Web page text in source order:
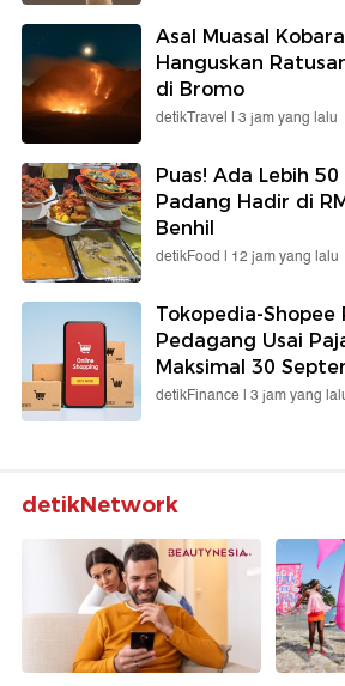
Asal Muasal
Hanguskan
di Bromo
detikTravel | 3 jam yang lalu
Puas! Ada Lebih
Padang Hadir di
Benhil
detikFood | 12 jam yang lalu
Tokopedia-Shopee
Pedagang Usai
Maksimal 30
detikFinance | 3 jam yang
detikNetwork